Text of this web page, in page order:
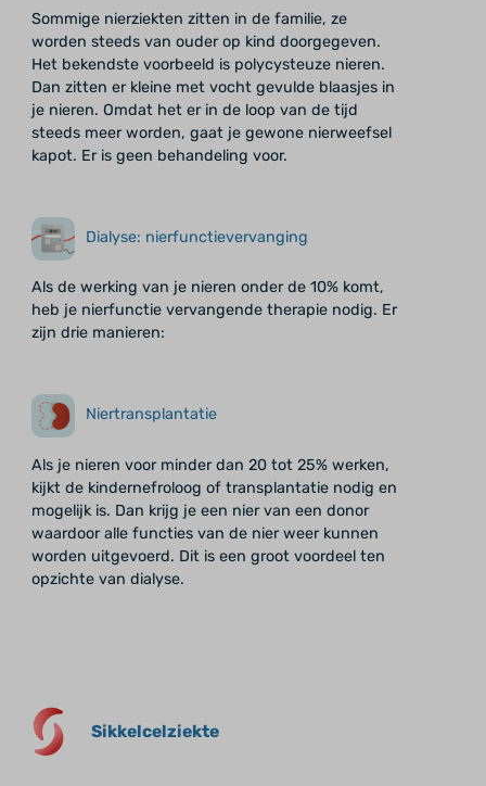
Sommige nierziekten zitten in de familie, ze
worden steeds van ouder op kind doorgegeven.
Het bekendste voorbeeld is polycysteuze nieren.
Dan zitten er kleine met vocht gevulde blaasjes in
je nieren. Omdat het er in de loop van de tijd
steeds meer worden, gaat je gewone nierweefsel
kapot. Er is geen behandeling voor.
Dialyse: nierfunctievervanging
Als de werking van je nieren onder de 10% komt,
heb je nierfunctie vervangende therapie nodig. Er
zijn drie manieren:
Niertransplantatie
Als je nieren voor minder dan 20 tot 25% werken,
kijkt de kindernefroloog of transplantatie nodig en
mogelijk is. Dan krijg je een nier van een donor
waardoor alle functies van de nier weer kunnen
worden uitgevoerd. Dit is een groot voordeel ten
opzichte van dialyse.
Sikkelcelziekte